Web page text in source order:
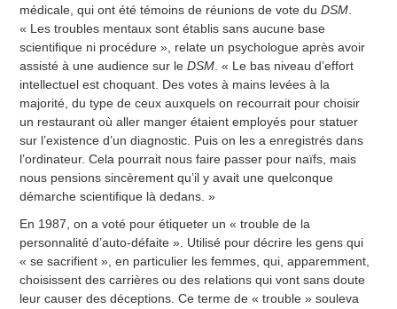
médicale, qui ont été témoins de réunions de vote duDSM.
« Les troubles mentaux sont établis sans aucune base
scientifique ni procédure », relate un psychologue après avoir
assisté à une audience sur leDSM. « Le bas niveau d’effort
intellectuel est choquant. Des votes à mains levées à la
majorité, du type de ceux auxquels on recourrait pour choisir
un restaurant où aller manger étaient employés pour statuer
sur l’existence d’un diagnostic. Puis on les a enregistrés dans
l’ordinateur. Cela pourrait nous faire passer pour naïfs, mais
nous pensions sincèrement qu’il y avait une quelconque
démarche scientifique là dedans. »
En 1987, on a voté pour étiqueter un « trouble de la
personnalité d’auto-défaite ». Utilisé pour décrire les gens qui
« se sacrifient », en particulier les femmes, qui, apparemment,
choisissent des carrières ou des relations qui vont sans doute
leur causer des déceptions. Ce terme de « trouble » souleva